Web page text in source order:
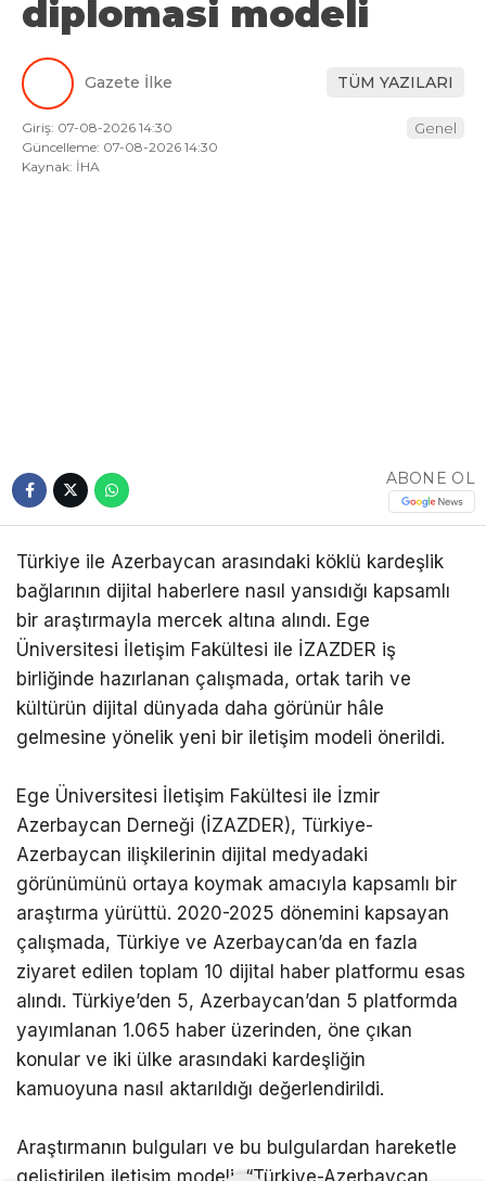
diplomasi modeli
Gazete İlke TÜM YAZILARI
Giriş: 07-08-2026 14:30
Güncelleme: 07-08-2026 14:30
Kaynak: İHA
Genel
Türkiye ile Azerbaycan arasındaki köklü kardeşlik
bağlarının dijital haberlere nasıl yansıdığı kapsamlı
bir araştırmayla mercek altına alındı. Ege
Üniversitesi İletişim Fakültesi ile İZAZDER iş
birliğinde hazırlanan çalışmada, ortak tarih ve
gelmesine yönelik yeni bir iletişim modeli önerildi.
Ege Üniversitesi İletişim Fakültesi ile İzmir
Azerbaycan Derneği (İZAZDER), Türkiye-
Azerbaycan ilişkilerinin dijital medyadaki
görünümünü ortaya koymak amacıyla kapsamlı bir
araştırma yürüttü. 2020-2025 dönemini kapsayan
çalışmada, Türkiye ve Azerbaycan’da en fazla
ziyaret edilen toplam 10 dijital haber platformu esas
alındı. Türkiye’den 5, Azerbaycan’dan 5 platformda
yayımlanan 1.065 haber üzerinden, öne çıkan
kamuoyuna nasıl aktarıldığı değerlendirildi.